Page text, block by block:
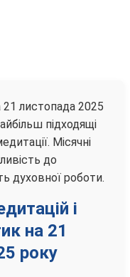
листопада 2025
підходящі
Місячні
до
духовної роботи.
і
на 21
року